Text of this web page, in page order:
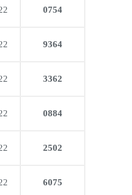
0754
9364
3362
0884
2502
6075